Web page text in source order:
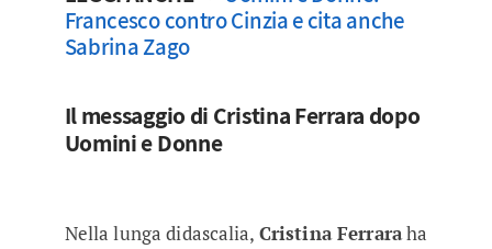
Francesco contro Cinzia e cita anche
Sabrina Zago
Il messaggio di Cristina Ferrara dopo
Uomini e Donne
Nella lunga didascalia, Cristina Ferraraha